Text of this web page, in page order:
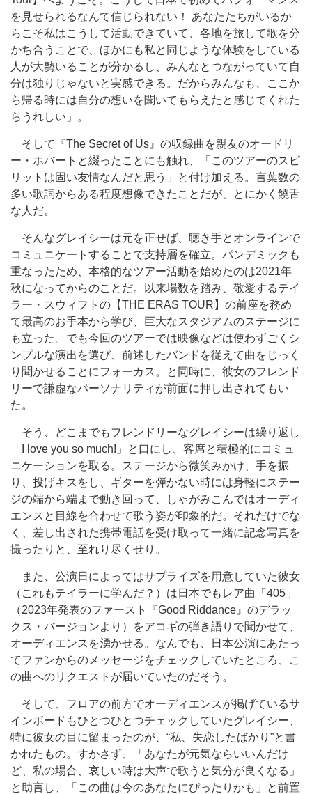
を見せられるなんて信じられない！ あなたたちがいるか
らこそ私はこうして活動できていて、各地を旅して歌を分
かち合うことで、ほかにも私と同じような体験をしている
人が大勢いることが分かるし、みんなとつながっていて自
分は独りじゃないと実感できる。だからみんなも、ここか
ら帰る時には自分の想いを聞いてもらえたと感じてくれた
らうれしい」。
そして『The Secret of Us』の収録曲を親友のオードリ
ー・ホバートと綴ったことにも触れ、「このツアーのスピ
リットは固い友情なんだと思う」と付け加える。言葉数の
多い歌詞からある程度想像できたことだが、とにかく饒舌
な人だ。
そんなグレイシーは元を正せば、聴き手とオンラインで
コミュニケートすることで支持層を確立。パンデミックも
重なったため、本格的なツアー活動を始めたのは2021年
秋になってからのことだ。以来場数を踏み、敬愛するテイ
ラー・スウィフトの【THE ERAS TOUR】の前座を務め
て最高のお手本から学び、巨大なスタジアムのステージに
も立った。でも今回のツアーでは映像などは使わずごくシ
ンプルな演出を選び、前述したバンドを従えて曲をじっく
り聞かせることにフォーカス。と同時に、彼女のフレンド
リーで謙虚なパーソナリティが前面に押し出されてもい
た。
そう、どこまでもフレンドリーなグレイシーは繰り返し
「I love you so much!」と口にし、客席と積極的にコミュ
ニケーションを取る。ステージから微笑みかけ、手を振
り、投げキスをし、ギターを弾かない時には身軽にステー
ジの端から端まで動き回って、しゃがみこんではオーディ
エンスと目線を合わせて歌う姿が印象的だ。それだけでな
く、差し出された携帯電話を受け取って一緒に記念写真を
撮ったりと、至れり尽くせり。
また、公演日によってはサプライズを用意していた彼女
（これもテイラーに学んだ？）は日本でもレア曲「405」
（2023年発表のファースト『Good Riddance』のデラッ
クス・バージョンより）をアコギの弾き語りで聞かせて、
オーディエンスを湧かせる。なんでも、日本公演にあたっ
てファンからのメッセージをチェックしていたところ、こ
の曲へのリクエストが届いていたのだそう。
そして、フロアの前方でオーディエンスが掲げているサ
インボードもひとつひとつチェックしていたグレイシー、
特に彼女の目に留まったのが、“私、失恋したばかり”と書
かれたもの。すかさず、「あなたが元気ならいいんだけ
ど、私の場合、哀しい時は大声で歌うと気分が良くなる」
と助言し、「この曲は今のあなたにぴったりかも」と前置